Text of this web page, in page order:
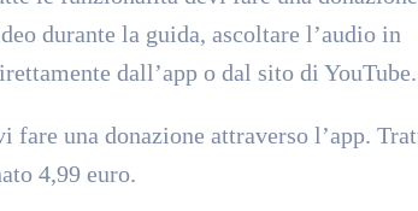
durante la guida, ascoltare l’audio in
dall’app o dal sito di YouTube.
una donazione attraverso l’app.
4,99 euro.